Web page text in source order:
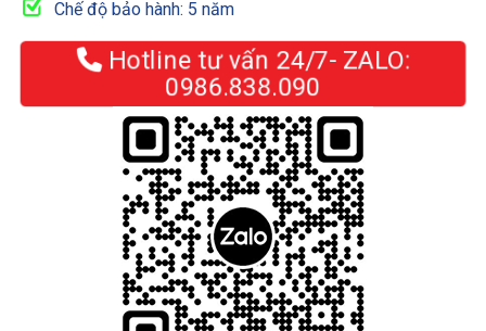
Chế độ bảo hành: 5 năm
Hotline tư vấn 24/7- ZALO:
0986.838.090